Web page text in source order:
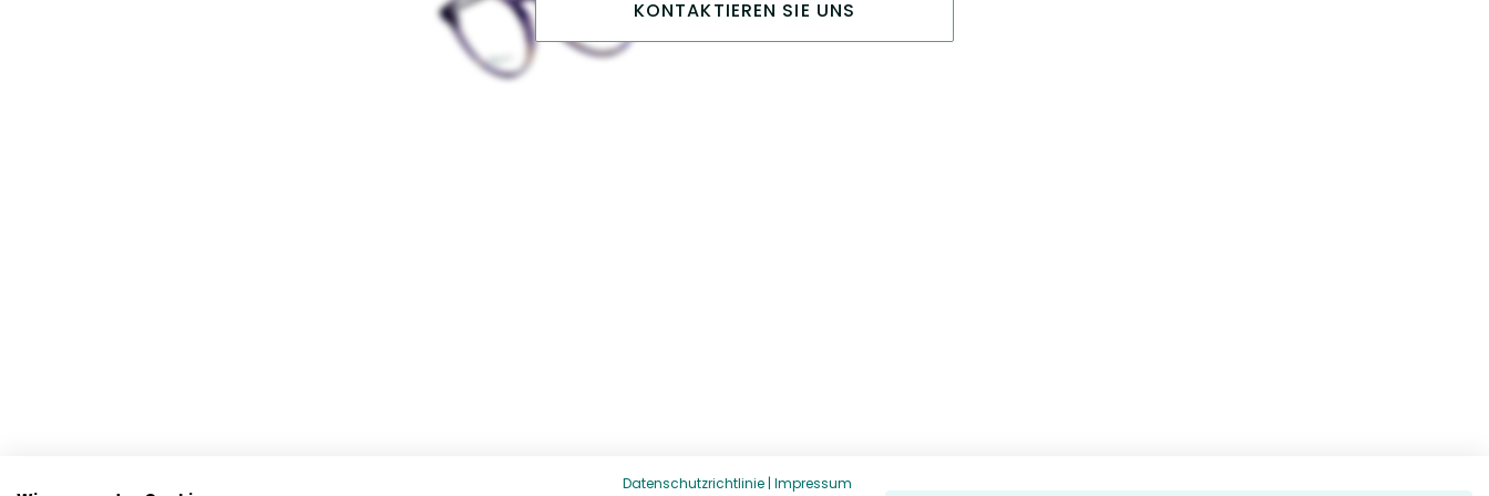
KONTAKTIEREN SIE UNS
Datenschutzrichtlinie | Impressum